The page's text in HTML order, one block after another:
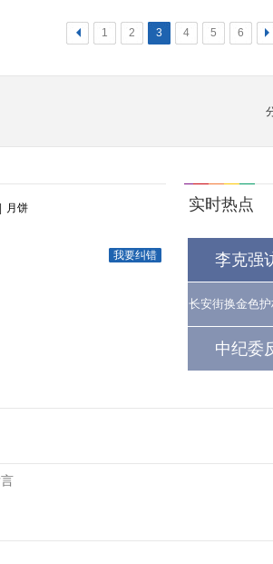
< 1 2 3 4 5 6 >
月饼
我要纠错
实时热点
李克强
长安街换金色
中纪委